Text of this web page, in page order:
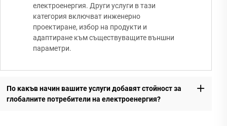
електроенергия. Други услуги в тази
категория включват инженерно
проектиране, избор на продукти и
адаптиране към съществуващите външни
параметри.
По какъв начин вашите услуги добавят стойност за
глобалните потребители на електроенергия?